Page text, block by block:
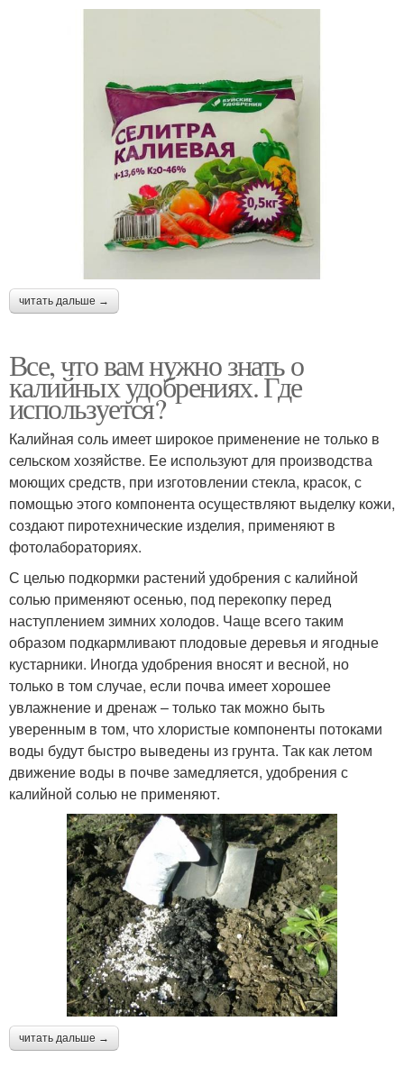
читать дальше →
Все, что вам нужно знать о
калийных удобрениях. Где
используется?
Калийная соль имеет широкое применение не только в
сельском хозяйстве. Ее используют для производства
моющих средств, при изготовлении стекла, красок, с
помощью этого компонента осуществляют выделку кожи,
создают пиротехнические изделия, применяют в
фотолабораториях.
С целью подкормки растений удобрения с калийной
солью применяют осенью, под перекопку перед
наступлением зимних холодов. Чаще всего таким
образом подкармливают плодовые деревья и ягодные
кустарники. Иногда удобрения вносят и весной, но
только в том случае, если почва имеет хорошее
увлажнение и дренаж – только так можно быть
уверенным в том, что хлористые компоненты потоками
воды будут быстро выведены из грунта. Так как летом
движение воды в почве замедляется, удобрения с
калийной солью не применяют.
читать дальше →